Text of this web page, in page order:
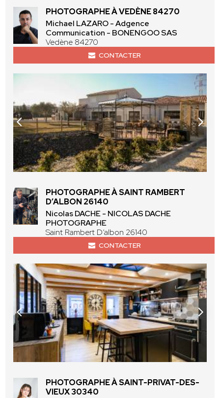
PHOTOGRAPHE À VEDÈNE 84270
Michael LAZARO - Adgence
Communication - BONENGOO SAS
Vedène 84270
CONTACTER
PHOTOGRAPHE À SAINT RAMBERT
D’ALBON 26140
Nicolas DACHE - NICOLAS DACHE
PHOTOGRAPHE
Saint Rambert D’albon 26140
CONTACTER
PHOTOGRAPHE À SAINT-PRIVAT-DES-
VIEUX 30340